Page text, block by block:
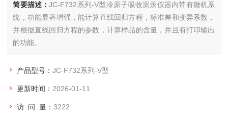
简要描述：JC-F732系列-V型冷原子吸收测汞仪器内带有微机系
统，功能显著增强，能计算直线回归方程，标准差和变异系数，
并根据直线回归方程的参数，计算样品的含量，并且有打印输出
的功能。
产品型号：JC-F732系列-V型
更新时间： 2026-01-11
访 问 量：3222